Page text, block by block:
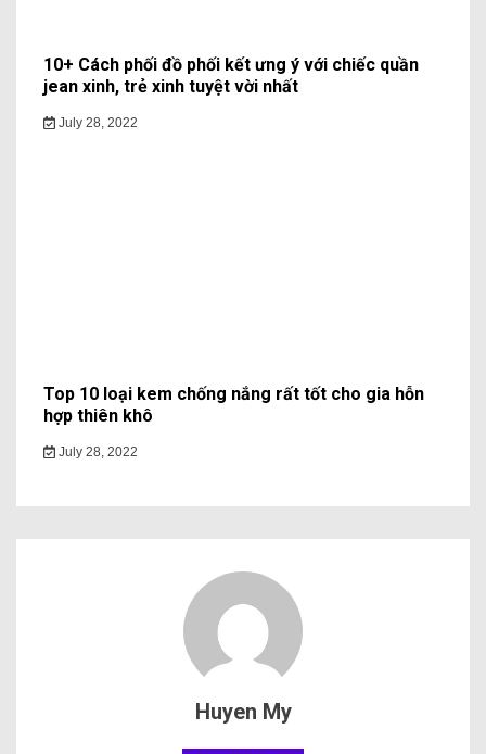
10+ Cách phối đồ phối kết ưng ý với chiếc quần
jean xinh, trẻ xinh tuyệt vời nhất
July 28, 2022
Top 10 loại kem chống nắng rất tốt cho gia hỗn
hợp thiên khô
July 28, 2022
Huyen My